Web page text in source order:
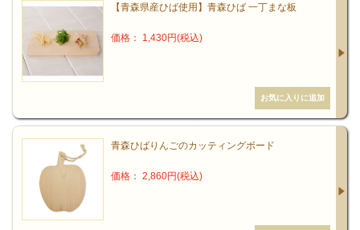
ものを見つめ直そうという動きがでています。
その一つとして「ヒノキチオール」が再び脚光を浴びるようになっ
てきたのです。
抗菌試験から見る「ヒノキチオール」の力
「ヒノキチオール」は菌種を問わず多くの菌に対して抗菌作用を示
します。カビや腐朽菌に対して特に活性が高いこと、そうして耐性
菌の出現をほとんど許さないという特徴を有していることが判明し
ています。
【青森県産ひば使用】青森ひば 一丁まな板
価格： 1,430円(税込)
青森ひばりんごのカッティングボード
価格： 2,860円(税込)